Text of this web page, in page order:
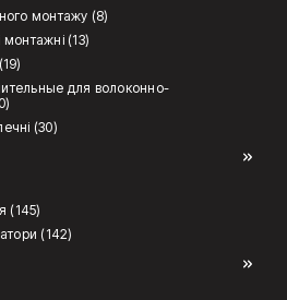
монтажу (8)
(13)
для волоконно-
(30)
(145)
(142)